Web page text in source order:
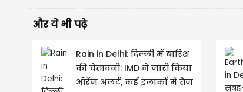
और ये भी पढ़े
Rain in Delhi: दिल्ली में बारिश
की चेतावनी: IMD ने जारी किया
ऑरेंज अलर्ट, कई इलाकों में तेज